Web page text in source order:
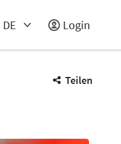
DE
Login
Teilen